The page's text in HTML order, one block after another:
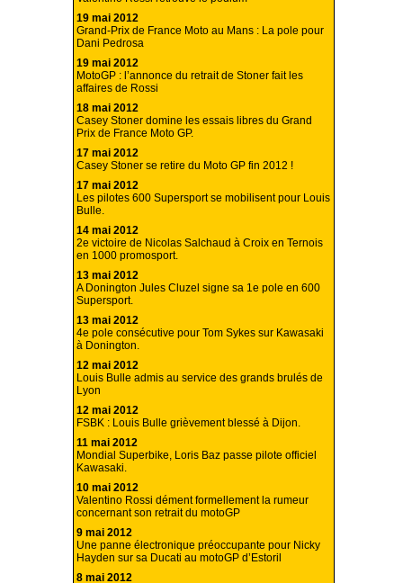
19 mai 2012
Grand-Prix de France Moto au Mans : La pole pour
Dani Pedrosa
19 mai 2012
MotoGP : l’annonce du retrait de Stoner fait les
affaires de Rossi
18 mai 2012
Casey Stoner domine les essais libres du Grand
Prix de France Moto GP.
17 mai 2012
Casey Stoner se retire du Moto GP fin 2012 !
17 mai 2012
Les pilotes 600 Supersport se mobilisent pour Louis
Bulle.
14 mai 2012
2e victoire de Nicolas Salchaud à Croix en Ternois
en 1000 promosport.
13 mai 2012
A Donington Jules Cluzel signe sa 1e pole en 600
Supersport.
13 mai 2012
4e pole consécutive pour Tom Sykes sur Kawasaki
à Donington.
12 mai 2012
Louis Bulle admis au service des grands brulés de
Lyon
12 mai 2012
FSBK : Louis Bulle grièvement blessé à Dijon.
11 mai 2012
Mondial Superbike, Loris Baz passe pilote officiel
Kawasaki.
10 mai 2012
Valentino Rossi dément formellement la rumeur
concernant son retrait du motoGP
9 mai 2012
Une panne électronique préoccupante pour Nicky
Hayden sur sa Ducati au motoGP d’Estoril
8 mai 2012